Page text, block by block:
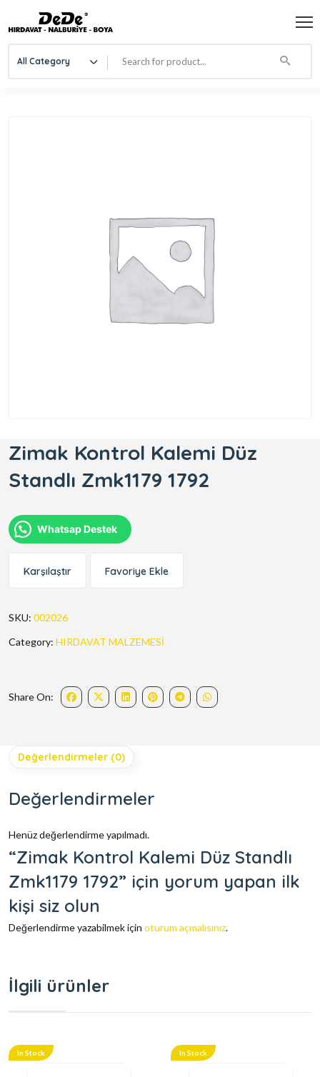
All Category
Zimak Kontrol Kalemi Düz
Standlı Zmk1179 1792
Whatsap Destek
Karşılaştır Favoriye Ekle
SKU: 002026
Category: HIRDAVAT MALZEMESİ
Share On:
Değerlendirmeler (0)
Değerlendirmeler
Henüz değerlendirme yapılmadı.
“Zimak Kontrol Kalemi Düz Standlı
Zmk1179 1792” için yorum yapan ilk
kişi siz olun
Değerlendirme yazabilmek için oturum açmalısınız.
İlgili ürünler
In Stock In Stock